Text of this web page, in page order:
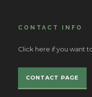
CONTACT INFO
Click here if you want
CONTACT PAGE